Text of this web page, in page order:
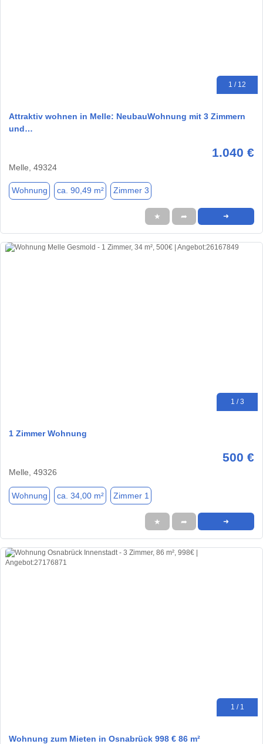
1 / 12
Attraktiv wohnen in Melle: NeubauWohnung mit 3 Zimmern
und…
1.040 €
Melle, 49324
Wohnung ca. 90,49 m² Zimmer 3
★ ➦ ➜
1 / 3
1 Zimmer Wohnung
500 €
Melle, 49326
Wohnung ca. 34,00 m² Zimmer 1
★ ➦ ➜
1 / 1
Wohnung zum Mieten in Osnabrück 998 € 86 m²